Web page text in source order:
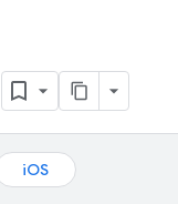
iOS